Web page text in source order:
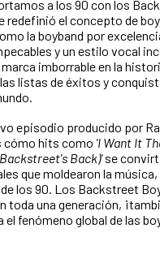
a los 90 con los
redefinió el concepto de
la boyband por
y un estilo vocal
imborrable en la
listas de éxitos y
episodio producido por
cómo hits como 'I Want It
Back)'se
que moldearon la música,
los 90. Los Backstreet
toda una generación,
el fenómeno global de las